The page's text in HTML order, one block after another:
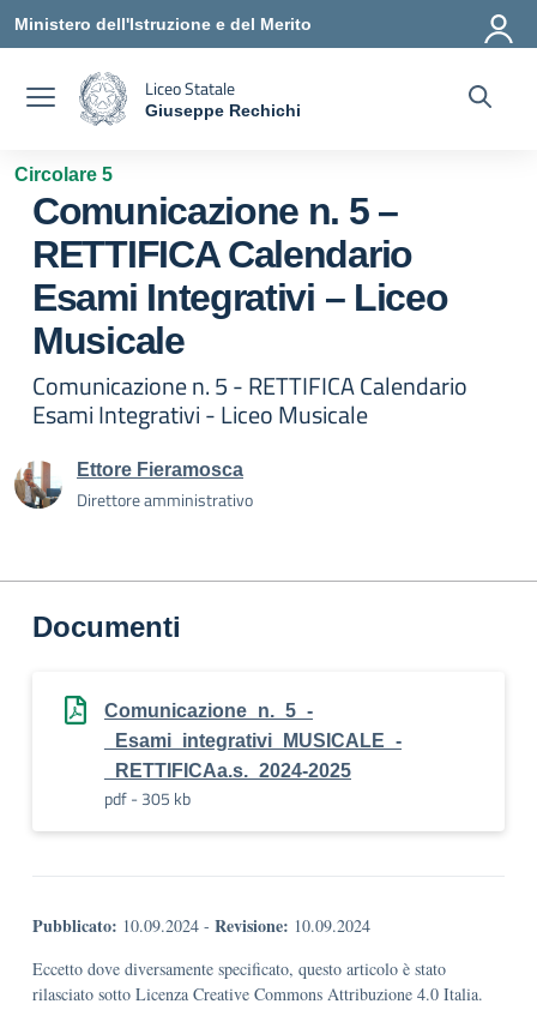
Vai ai contenuti
Vai al menu di navigazione
Vai al footer
Ministero dell'Istruzione e del Merito
Liceo Statale
Giuseppe Rechichi
Circolare 5
Comunicazione n. 5 –
RETTIFICA Calendario
Esami Integrativi – Liceo
Musicale
Comunicazione n. 5 - RETTIFICA Calendario
Esami Integrativi - Liceo Musicale
Ettore Fieramosca
Direttore amministrativo
Documenti
Comunicazione_n._5_-
_Esami_integrativi_MUSICALE_-
_RETTIFICAa.s._2024-2025
pdf - 305 kb
Pubblicato: 10.09.2024 - Revisione: 10.09.2024
Eccetto dove diversamente specificato, questo articolo è stato
rilasciato sotto Licenza Creative Commons Attribuzione 4.0 Italia.